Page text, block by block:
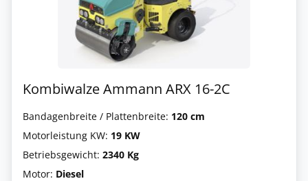
Kombiwalze Ammann ARX 16-2C
Bandagenbreite / Plattenbreite: 120 cm
Motorleistung KW: 19 KW
Betriebsgewicht: 2340 Kg
Motor: Diesel